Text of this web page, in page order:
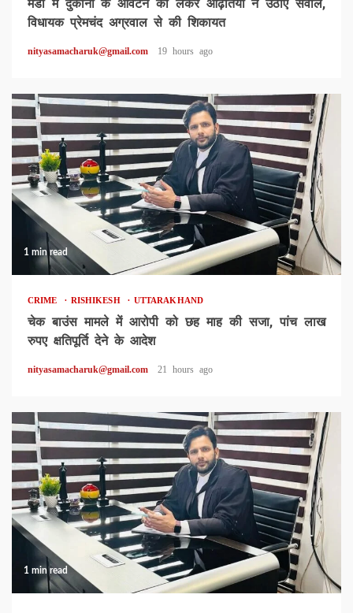
मंडी में दुकानों के आवंटन को लेकर आढ़तियों ने उठाए सवाल,
विधायक प्रेमचंद अग्रवाल से की शिकायत
nityasamacharuk@gmail.com 19 hours ago
1 min read
CRIME RISHIKESH UTTARAKHAND
चेक बाउंस मामले में आरोपी को छह माह की सजा, पांच लाख
रुपए क्षतिपूर्ति देने के आदेश
nityasamacharuk@gmail.com 21 hours ago
1 min read